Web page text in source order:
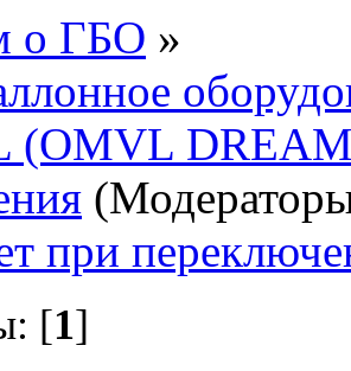
о ГБО »
(OMVL
при
[1]